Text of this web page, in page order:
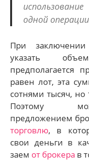
одной
При
указать
предполагается
равен лот, эта
сотнями тысяч, но
Поэтому
предложением
торговлю, в
свои деньги в
заем от брокера в